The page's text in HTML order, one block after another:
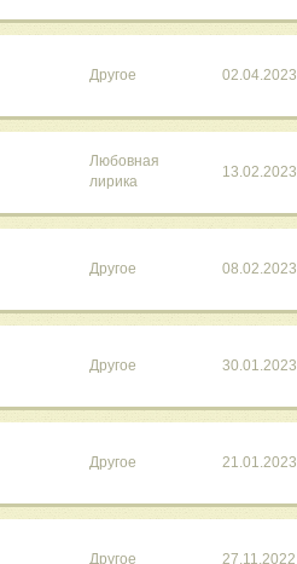
Другое 02.04.2023
Любовная
лирика
13.02.2023
Другое 08.02.2023
Другое 30.01.2023
Другое 21.01.2023
Другое 27.11.2022